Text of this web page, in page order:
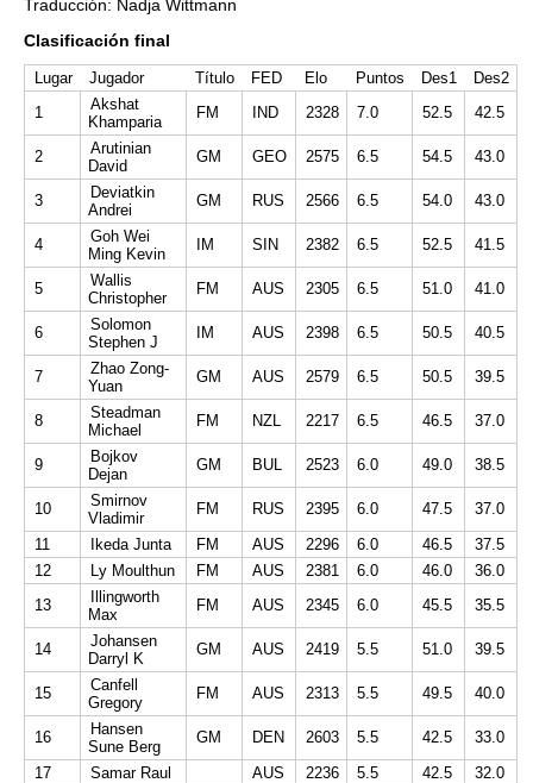
Traducción: Nadja Wittmann
Clasificación final
Lugar Jugador Título FED Elo Puntos Des1
Des2
1
Akshat
Khamparia
FM IND 2328 7.0 52.5 42.5
2
Arutinian
David
GM GEO 2575 6.5 54.5 43.0
3
Deviatkin
Andrei
GM RUS 2566 6.5 54.0 43.0
4
Goh Wei
Ming Kevin
IM SIN 2382 6.5 52.5 41.5
5
Wallis
Christopher
FM AUS 2305 6.5 51.0 41.0
6
Solomon
Stephen J
IM AUS 2398 6.5 50.5 40.5
7
Zhao Zong-
Yuan
GM AUS 2579 6.5 50.5 39.5
8
Steadman
Michael
FM NZL 2217 6.5 46.5 37.0
9
Bojkov
Dejan
GM BUL 2523 6.0 49.0 38.5
10
Smirnov
Vladimir
FM RUS 2395 6.0 47.5
37.0
11
Ikeda Junta FM AUS 2296 6.0 46.5
37.5
12
Ly Moulthun FM AUS 2381 6.0 46.0
36.0
13
Illingworth
Max
FM AUS 2345 6.0 45.5 35.5
14
Johansen
Darryl K
GM AUS 2419 5.5 51.0 39.5
15
Canfell
Gregory
FM AUS 2313 5.5 49.5 40.0
16
Hansen
Sune Berg
GM DEN 2603 5.5 42.5
33.0
17
Samar Raul AUS 2236 5.5 42.5
32.0